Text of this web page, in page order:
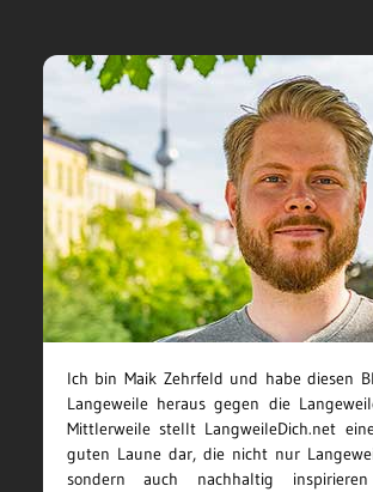
Ich bin Maik Zehrfeld und habe diesen
Langeweile heraus gegen die
Mittlerweile stellt LangweileDich.net
guten Laune dar, die nicht nur
sondern auch nachhaltig